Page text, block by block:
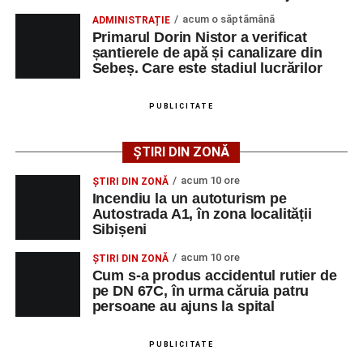
Școala de Fotbal Valea Frumoasei își întărește
lotul pentru noul sezon. Trei achiziții și performanțe
importante la nivel juvenil
poată solicita detalii despre condițiile de angajare,
programul de lucru și procesul de recrutare.
Mai jos puteți consulta lista completă a locurilor de
AGENT OCUPAŢIA
LMV
TOOLS RENT PRO
MUNCITOR
NECALIFICAT LA
DEMOLAREA
CLADIRILOR,
CAPTUSELI
ZIDARIE, PLACI
FAIANTA,
1 0729399259
ADMINISTRAȚIE acum o săptămână
Primarul Dorin Nistor a verificat
șantierele de apă și canalizare din
Sebeș. Care este stadiul lucrărilor
PUBLICITATE
ȘTIRI DIN ZONĂ
ȘTIRI DIN ZONĂ acum 10 ore
Incendiu la un autoturism pe
Autostrada A1, în zona localității
Sibișeni
ȘTIRI DIN ZONĂ acum 10 ore
Cum s-a produs accidentul rutier de
pe DN 67C, în urma căruia patru
persoane au ajuns la spital
PUBLICITATE